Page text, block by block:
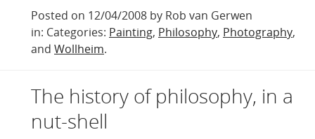
Posted on 12/04/2008 by Rob van Gerwen
in: Categories: Painting, Philosophy, Photography,
and Wollheim.
The history of philosophy, in a
nut-shell